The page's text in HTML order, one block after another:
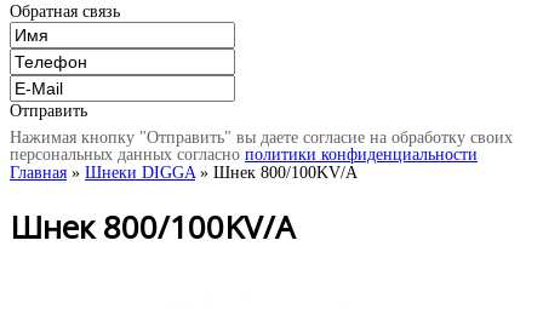
Обратная связь
Отправить
Нажимая кнопку "Отправить" вы даете согласие на обработку своих
персональных данных согласно политики конфиденциальности
Главная » Шнеки DIGGA» Шнек 800/100KV/A
Шнек 800/100KV/A